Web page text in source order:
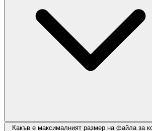
Какъв е максималният размер на файла за